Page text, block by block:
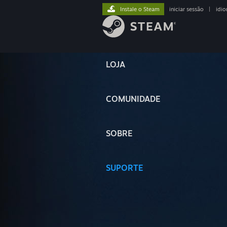
LOJA
COMUNIDADE
SOBRE
SUPORTE
Instale o Steam iniciar sessão